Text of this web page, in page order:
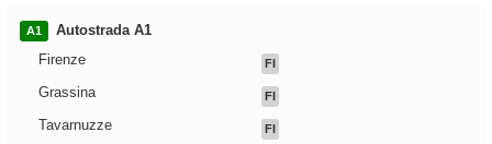
A1
Autostrada A1
Firenze
FI
Grassina FI
Tavarnuzze FI